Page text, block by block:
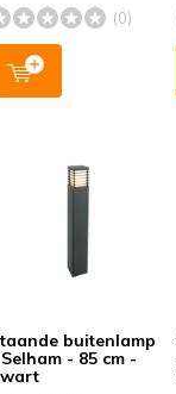
(0)
buitenlamp
- 85 cm -